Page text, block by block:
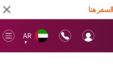
هنا
AR
▼